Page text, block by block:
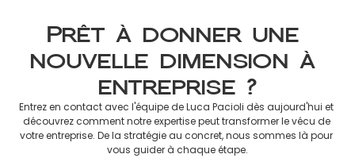
Prêt à donner une
nouvelle dimension à
entreprise ?
Entrez en contact avec l'équipe de Luca Pacioli dès aujourd'hui et
découvrez comment notre expertise peut transformer le vécu de
votre entreprise. De la stratégie au concret, nous sommes là pour
vous guider à chaque étape.